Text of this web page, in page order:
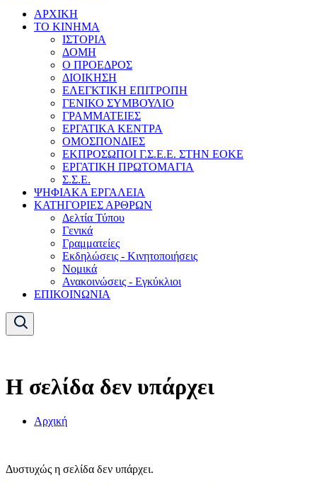
ΑΡΧΙΚΗ
ΤΟ ΚΙΝΗΜΑ
ΙΣΤΟΡΙΑ
ΔΟΜΗ
Ο ΠΡΟΕΔΡΟΣ
ΔΙΟΙΚΗΣΗ
ΕΛΕΓΚΤΙΚΗ ΕΠΙΤΡΟΠΗ
ΓΕΝΙΚΟ ΣΥΜΒΟΥΛΙΟ
ΓΡΑΜΜΑΤΕΙΕΣ
ΕΡΓΑΤΙΚΑ ΚΕΝΤΡΑ
ΟΜΟΣΠΟΝΔΙΕΣ
ΕΚΠΡΟΣΩΠΟΙ Γ.Σ.Ε.Ε. ΣΤΗΝ ΕΟΚΕ
ΕΡΓΑΤΙΚΗ ΠΡΩΤΟΜΑΓΙΑ
Σ.Σ.Ε.
ΨΗΦΙΑΚΑ ΕΡΓΑΛΕΙΑ
ΚΑΤΗΓΟΡΙΕΣ ΑΡΘΡΩΝ
Δελτία Τύπου
Γενικά
Γραμματείες
Εκδηλώσεις - Κινητοποιήσεις
Νομικά
Ανακοινώσεις - Εγκύκλιοι
ΕΠΙΚΟΙΝΩΝΙΑ
Η σελίδα δεν υπάρχει
Αρχική
Δυστυχώς η σελίδα δεν υπάρχει.